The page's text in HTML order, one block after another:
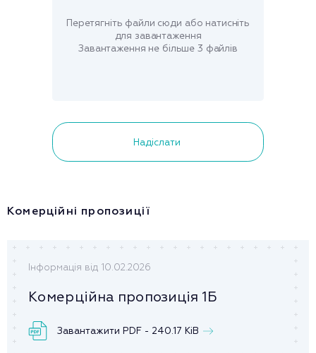
Перетягніть файли сюди або натисніть
для завантаження
Завантаження не більше 3 файлів
Надіслати
Комерційні пропозиції
Інформація від 10.02.2026
Комерційна пропозиція 1Б
Завантажити PDF - 240.17 KiB